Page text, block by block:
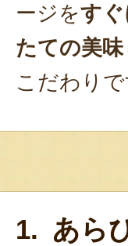
ージをす
たての美味
こだわりで
1. あら